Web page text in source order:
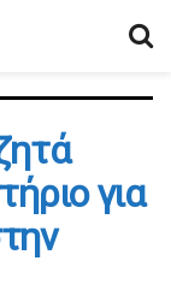
για